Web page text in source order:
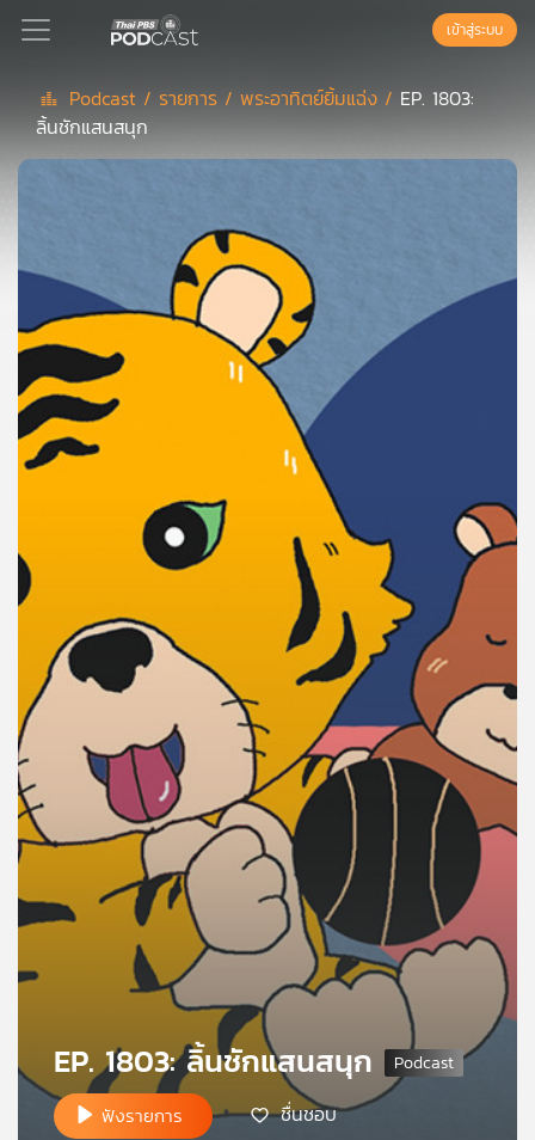
Podcast
ลิ
แนะนำ
เพล
ย์
ลิ
บทความ
ข่าว
และ
กับ
เครือ
เข้าสู่ระบบ
Podcast / รายการ /พระอาทิตย์ยิ้มแฉ่ง / EP. 1803:
ลิ้นชักแสนสนุก
EP. 1803: ลิ้นชักแสนสนุก
ฟังรายการ ชื่นชอบ